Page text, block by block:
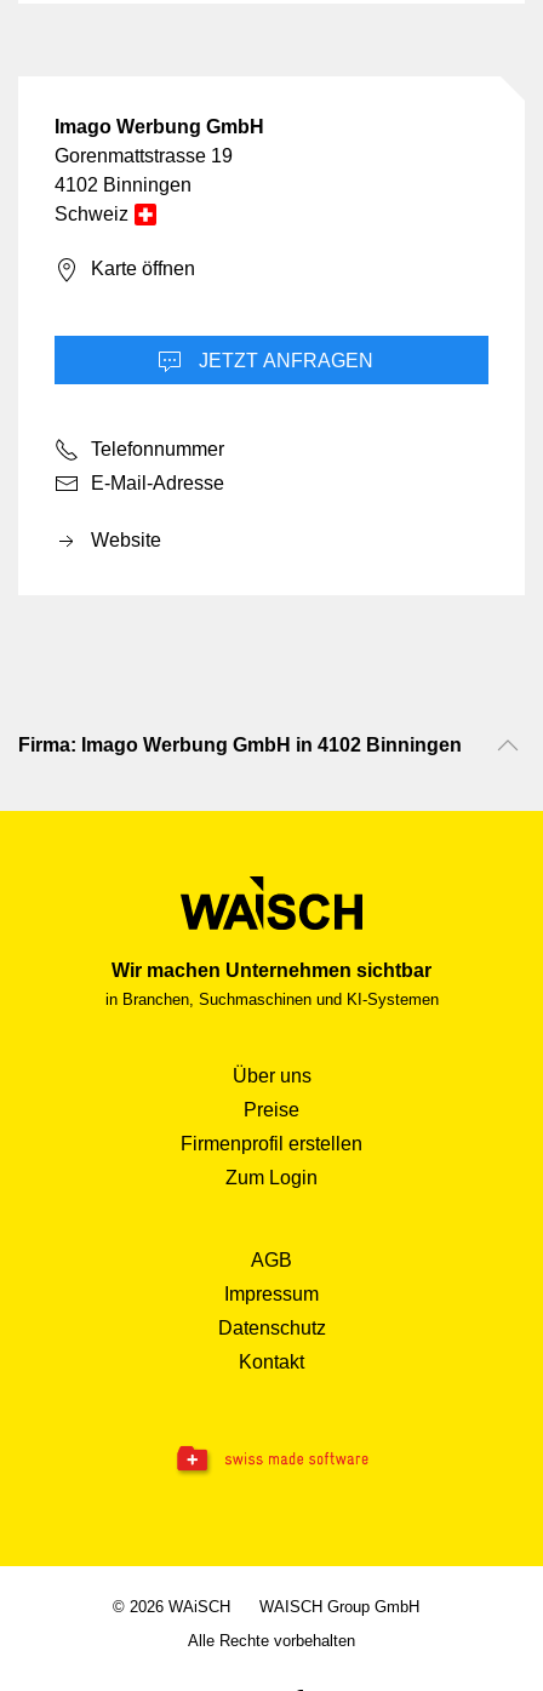
Imago Werbung GmbH
Gorenmattstrasse 19
4102 Binningen
Schweiz
Karte öffnen
JETZT ANFRAGEN
Telefonnummer
E-Mail-Adresse
Website
Firma: Imago Werbung GmbH in 4102 Binningen
Wir machen Unternehmen sichtbar
in Branchen, Suchmaschinen und KI-Systemen
Über uns
Preise
Firmenprofil erstellen
Zum Login
AGB
Impressum
Datenschutz
Kontakt
© 2026 WAiSCH
WAISCH Group GmbH
Alle Rechte vorbehalten